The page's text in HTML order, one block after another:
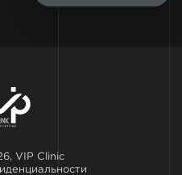
VIP Clinic